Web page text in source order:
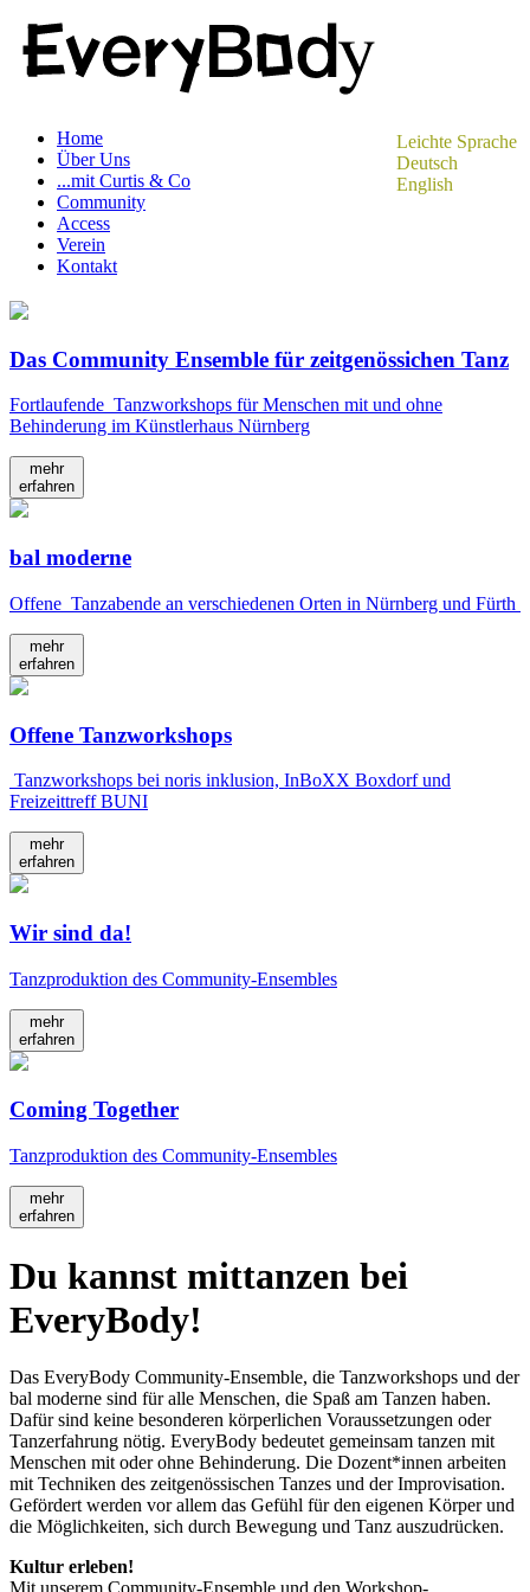
Leichte Sprache
Deutsch
English
Home
Über Uns
...mit Curtis & Co
Community
Access
Verein
Kontakt
Das Community Ensemble für zeitgenössichen Tanz
Fortlaufende Tanzworkshops für Menschen mit und ohne
Behinderung im Künstlerhaus Nürnberg
mehr
erfahren
bal moderne
Offene Tanzabende an verschiedenen Orten in Nürnberg und Fürth
mehr
erfahren
Offene Tanzworkshops
Tanzworkshops bei noris inklusion, InBoXX Boxdorf und
Freizeittreff BUNI
mehr
erfahren
Wir sind da!
Tanzproduktion des Community-Ensembles
mehr
erfahren
Coming Together
Tanzproduktion des Community-Ensembles
mehr
erfahren
Du kannst mittanzen bei
EveryBody!
Das EveryBody Community-Ensemble, die Tanzworkshops und der
bal moderne sind für alle Menschen, die Spaß am Tanzen haben.
Dafür sind keine besonderen körperlichen Voraussetzungen oder
Tanzerfahrung nötig. EveryBody bedeutet gemeinsam tanzen mit
Menschen mit oder ohne Behinderung. Die Dozent*innen arbeiten
mit Techniken des zeitgenössischen Tanzes und der Improvisation.
Gefördert werden vor allem das Gefühl für den eigenen Körper und
die Möglichkeiten, sich durch Bewegung und Tanz auszudrücken.
Kultur erleben!
Mit unserem Community-Ensemble und den Workshop-